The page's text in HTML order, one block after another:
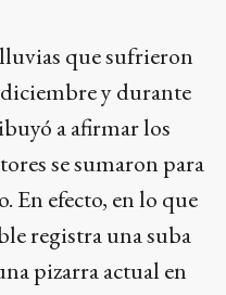
que sufrieron
y durante
a afirmar los
se sumaron para
En efecto, en lo que
registra una suba
pizarra actual en